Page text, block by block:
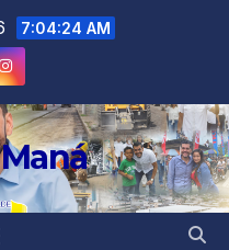
7:04:24 AM